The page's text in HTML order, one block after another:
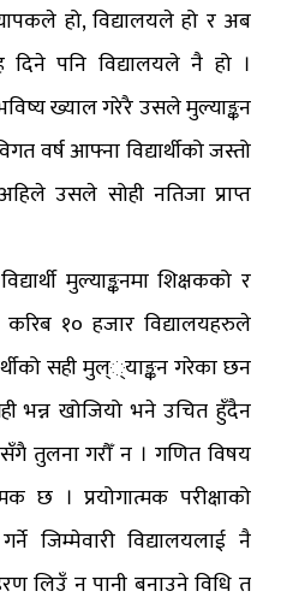
हो, विद्यालयले हो र अब
पनि विद्यालयले नै हो ।
ख्याल गरेरै उसले मुल्याङ्कन
वर्ष आफ्ना विद्यार्थीको जस्तो
उसले सोही नतिजा प्राप्त
मुल्याङ्कनमा शिक्षकको र
१० हजार विद्यालयहरुले
सही मुल््याङ्कन गरेका छन
भन्न खोजियो भने उचित हुँदैन
तुलना गरौँ न । गणित विषय
छ । प्रयोगात्मक परीक्षाको
जिम्मेवारी विद्यालयलाई नै
लिउँ न पानी बनाउने विधि त